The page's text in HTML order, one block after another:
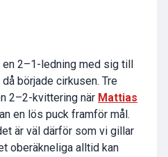
2–1-ledning med sig till
började cirkusen. Tre
2–2-kvittering när Mattias
en lös puck framför mål.
är väl därför som vi gillar
oberäkneliga alltid kan